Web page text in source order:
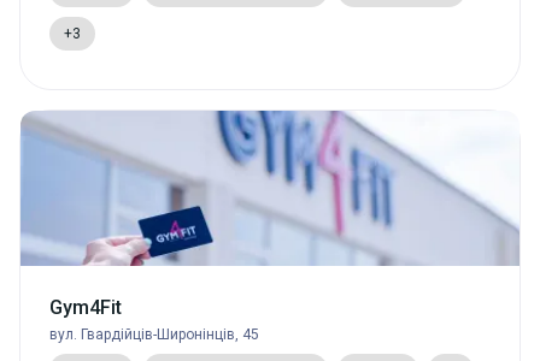
+3
Gym4Fit
вул. Гвардійців-Широнінців, 45